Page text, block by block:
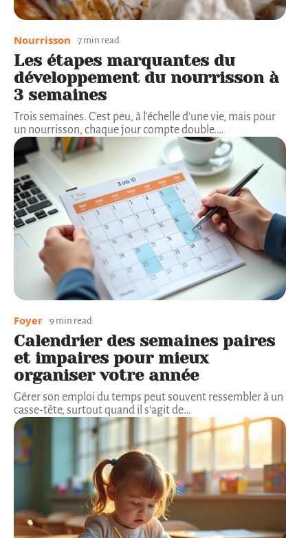
Nourrisson 7 min read
Les étapes marquantes du
développement du nourrisson à
3 semaines
Trois semaines. C'est peu, à l'échelle d'une vie, mais pour
un nourrisson, chaque jour compte double.…
Foyer 9 min read
Calendrier des semaines paires
et impaires pour mieux
organiser votre année
Gérer son emploi du temps peut souvent ressembler à un
casse-tête, surtout quand il s'agit de…